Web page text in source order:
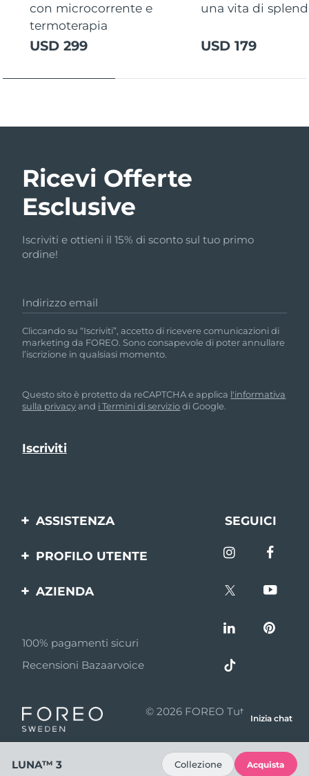
con microcorrente e
termoterapia
USD 299
una vita di
USD 179
Ricevi Offerte
Esclusive
Iscriviti e ottieni il 15% di sconto sul tuo primo
ordine!
Indirizzo email
Cliccando su “Iscriviti”, accetto di ricevere comunicazioni di
marketing da FOREO. Sono consapevole di poter annullare
l’iscrizione in qualsiasi momento.
Questo sito è protetto da reCAPTCHA e applica l'informativa
sulla privacyand i Termini di serviziodi Google.
ASSISTENZA
Contattaci
batteria
SEGUICI
PROFILO UTENTE
prodotto
AZIENDA
Affiliazione
Notizie di affiliazione
Rivenditori
100% pagamenti sicuri
Recensioni Bazaarvoice
© 2026 FOREO Tutti i diritti
riservati
Inizia chat
LUNA™ 3 Collezione Acquista